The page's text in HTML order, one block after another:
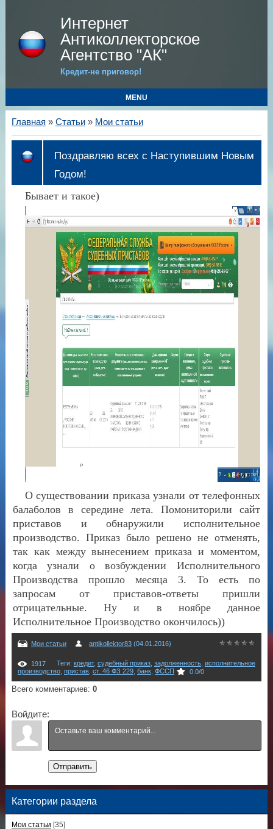
Интернет
Антиколлекторское
Агентство "АК"
Кредит-не приговор!
MENU
Главная » Статьи» Мои статьи
Поздравляю всех с Наступившим Новым
Годом!
Бывает и такое)
О существовании приказа узнали от телефонных
балаболов в середине лета. Помониторили сайт
приставов и обнаружили исполнительное
производство. Приказ было решено не отменять,
так как между вынесением приказа и моментом,
когда узнали о возбуждении Исполнительного
Производства прошло месяца 3. То есть по
запросам от приставов-ответы пришли
отрицательные. Ну и в ноябре данное
Исполнительное Производство окончилось))
Мои статьи antikollektor83(04.01.2016)
1917 Теги: кредит, судебный приказ, задолженность, исполнительное
производство, пристав, ст. 46 ФЗ 229, банк, ФССП 0.0/0
Всего комментариев: 0
Войдите:
Отправить
Категории раздела
Мои статьи [35]